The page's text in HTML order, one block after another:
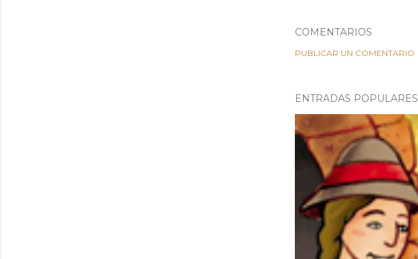
COMENTARIOS
PUBLICAR UN COMENTARIO
ENTRADAS POPULARES